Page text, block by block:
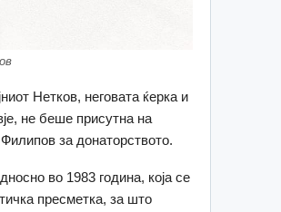
Нетков, неговата ќерка и
не беше присутна на
за донаторството.
во 1983 година, која се
пресметка, за што